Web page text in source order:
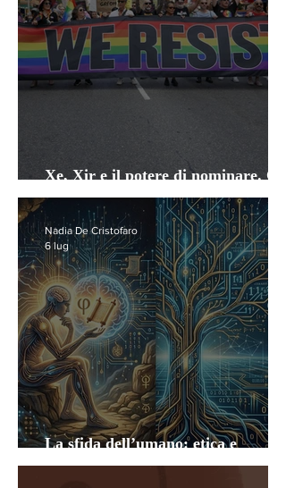
Xe, Xir e il potere di nominare. Chi
decide quando una lingua cambia?
La sfida dell’umano: etica e
conoscenza nella civiltà tecnologica
Nadia De Cristofaro
6 lug